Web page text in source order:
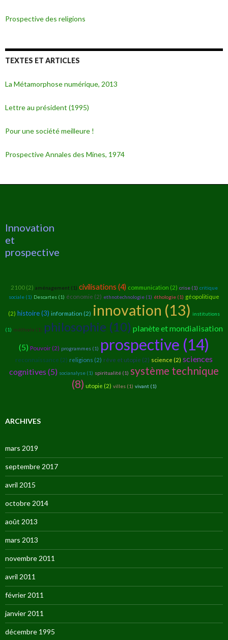
Prospective des religions
TEXTES ET ARTICLES
La Métamorphose numérique, 2013
Lettre au président (1995)
Pour une société meilleure !
Prospective Annales des Mines, 1974
Innovation
et
prospective
2100 (2) aménagement (1) civilisations (4) communication (2) crise (1) critique
sociale (1) Descartes (1) économie (2) ethnotechnologie (1) éthologie (1) géopolitique
(2) histoire (3) information (2) innovation (13) institutions
(1) méthode (1) philosophie (10) planète et mondialisation
(5) Pouvoir (2) programmes (1) prospective (14)
reconnaissance (2) religions (2) rêve et utopie (2) science (2) sciences
cognitives (5) socianalyse (1) spiritualité (1) système technique
(8) utopie (2) villes (1) vivant (1)
ARCHIVES
mars 2019
septembre 2017
avril 2015
octobre 2014
août 2013
mars 2013
novembre 2011
avril 2011
février 2011
janvier 2011
décembre 1995